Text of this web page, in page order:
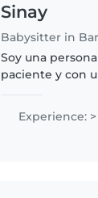
Sinay
Babysitter in
Soy una
paciente y con
capacidad y el
necesarios
Experience: >